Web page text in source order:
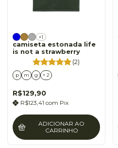
+1
camiseta estonada life
is not a strawberry
(2)
p m g + 2
R$129,90
R$123,41 com Pix
ADICIONAR AO
CARRINHO